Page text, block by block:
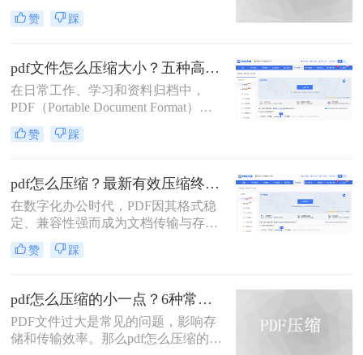
工作中，发送邮件需要PDF文件格
式，但太大的PDF文件也是一个棘手
被限制为5M，否则就发送不了。若能
pdf文件怎么压缩大小，那就可轻松上
传。在今天，我们将分享两种简单的
pdf文件压缩方式。
赞 踩
pdf文件怎么压缩大小？五种高效方法全面解析与实战！
在日常工作、学习和资料归档中，
PDF（Portable Document Format）因
其跨平台、格式固定的特性而成为最
常用的文件格式之一。然而，随之而
不仅占用存储空间，更在邮件发送、
即时通讯传输和网页上传时带来诸多
不便。如何在不显著损失质量的前提
下，有效“瘦身”PDF文件，已成为一
项必备技能。
赞 踩
pdf怎么压缩？最新有效压缩终极指南！
在数字化办公时代，PDF因其格式稳
定、兼容性强而成为文档传输与存档
的首选。然而，高分辨率图片、嵌入
字体和多媒体内容也使得PDF文件体
送、云端存储和即时分享带来了巨大
困扰。如何高效、无损（或视觉无
损）地压缩PDF，成为一个普遍需
求。那么pdf怎么压缩呢？
赞 踩
pdf怎么压缩的小一点？6种常用方案详解！
PDF文件过大是常见的问题，影响存
储和传输效率。那么pdf怎么压缩的小